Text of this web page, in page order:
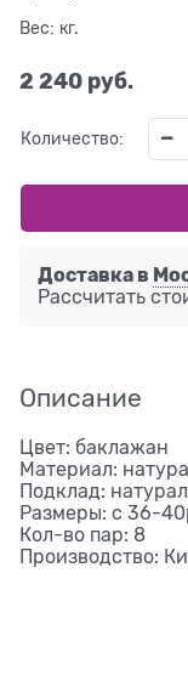
Вес: кг.
2 240 руб.
Количество:
Доставка в
Рассчитать
Описание
Цвет: баклажан
Материал:
Подклад:
Размеры: с 36-
Кол-во пар: 8